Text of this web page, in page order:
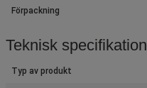
Förpackning
Teknisk specifikation
Typ av produkt